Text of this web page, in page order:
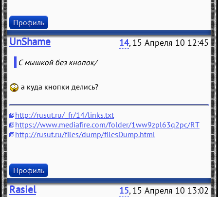
Профиль
UnShame 14, 15 Апреля 10 12:45
С мышкой без кнопок/
а куда кнопки делись?
http://rusut.ru/_fr/14/links.txt
https://www.mediafire.com/folder/1ww9zpl63q2pc/RT
http://rusut.ru/files/dump/filesDump.html
Профиль
Rasiel 15, 15 Апреля 10 13:02